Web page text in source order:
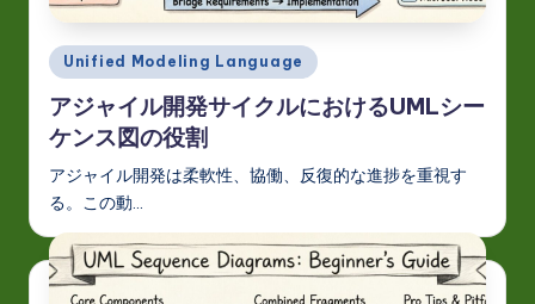
n
o
v
a
ti
o
n
Posted
in
Unified Modeling Language
アジャイル開発サイクルにおけるUMLシー
ケンス図の役割
アジャイル開発は柔軟性、協働、反復的な進捗を重視す
る。この動…